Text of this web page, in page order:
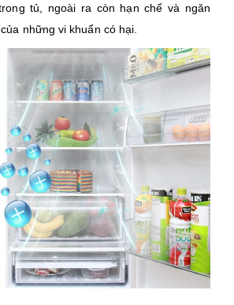
tủ, ngoài ra còn hạn chế và ngăn
những vi khuẩn có hại.